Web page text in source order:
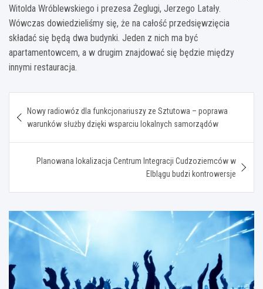
Witolda Wróblewskiego i prezesa Żeglugi, Jerzego Latały.
Wówczas dowiedzieliśmy się, że na całość przedsięwzięcia
składać się będą dwa budynki. Jeden z nich ma być
apartamentowcem, a w drugim znajdować się będzie między
innymi restauracja.
wpisu
Nowy radiowóz dla funkcjonariuszy ze Sztutowa – poprawa
warunków służby dzięki wsparciu lokalnych samorządów
Planowana lokalizacja Centrum Integracji Cudzoziemców w
Elblągu budzi kontrowersje